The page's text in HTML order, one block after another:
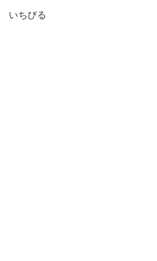
いちびる